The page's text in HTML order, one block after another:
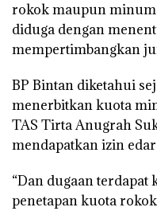
rokok maupun
diduga dengan
mempertimbangkan
BP Bintan diketahui
menerbitkan kuota
TAS Tirta Anugrah
mendapatkan izin
“Dan dugaan terdapat
penetapan kuota